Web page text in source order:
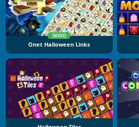
NOVO
Onet Halloween Links